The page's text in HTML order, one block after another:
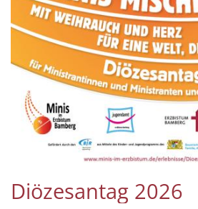
Diözesantag 2026